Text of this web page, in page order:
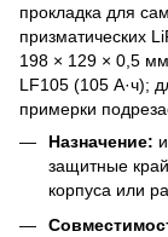
прокладка для
призматических
198 × 129 × 0,5
LF105 (105 А·ч);
примерки
Назначение:
защитные
корпуса или